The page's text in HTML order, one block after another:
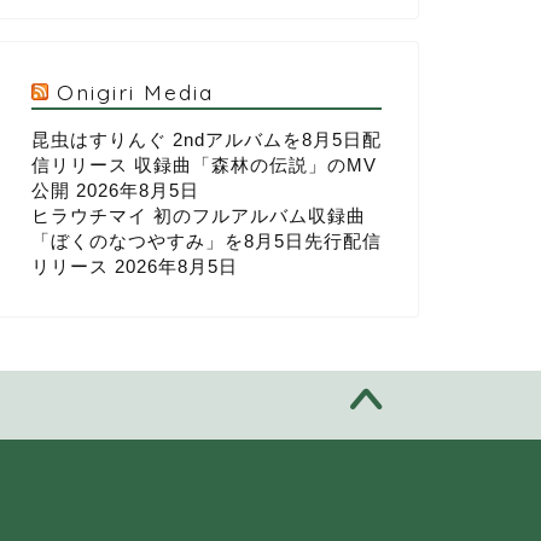
Onigiri Media
昆虫はすりんぐ 2ndアルバムを8月5日配
信リリース 収録曲「森林の伝説」のMV
公開 2026年8月5日
ヒラウチマイ 初のフルアルバム収録曲
「ぼくのなつやすみ」を8月5日先行配信
リリース 2026年8月5日